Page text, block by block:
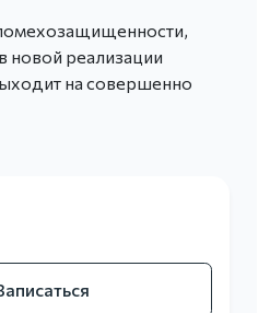
новой реализации
на совершенно